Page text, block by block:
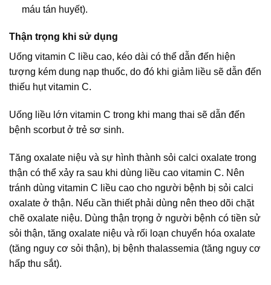
máu tán huyết).
Thận trọng khi sử dụng
Uống vitamin C liều cao, kéo dài có thể dẫn đến hiện
tượng kém dung nạp thuốc, do đó khi giảm liều sẽ dẫn đến
thiếu hụt vitamin C.
Uống liều lớn vitamin C trong khi mang thai sẽ dẫn đến
bệnh scorbut ở trẻ sơ sinh.
Tăng oxalate niệu và sự hình thành sỏi calci oxalate trong
thận có thể xảy ra sau khi dùng liều cao vitamin C. Nên
tránh dùng vitamin C liều cao cho người bệnh bị sỏi calci
oxalate ở thận. Nếu cần thiết phải dùng nên theo dõi chặt
chẽ oxalate niệu. Dùng thận trọng ở người bệnh có tiền sử
sỏi thận, tăng oxalate niệu và rối loạn chuyển hóa oxalate
(tăng nguy cơ sỏi thận), bị bệnh thalassemia (tăng nguy cơ
hấp thu sắt).